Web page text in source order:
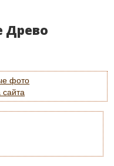
Древо
фото
сайта